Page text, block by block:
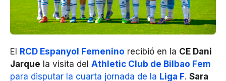
El RCD Espanyol Femenino recibió en la CE Dani
Jarque la visita del Athletic Club de Bilbao Fem
para disputar la cuarta jornada de la Liga F. Sara